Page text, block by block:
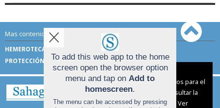
Mas contenido de Sahagún Digital:
HEMEROTECA
TÉRMINOS DE USO
PROTECCIÓN DE DATOS
Aviso sobre el Uso de cookies:
Utilizamos cookies nuestras y de terceros para el
funcionamiento del digital. Puedes consultar la
lista de cookies y como desconectarlas.
Ver
To add this web app to the home
screen open the browser option
menu and tap on Add to
homescreen.
The menu can be accessed by pressing